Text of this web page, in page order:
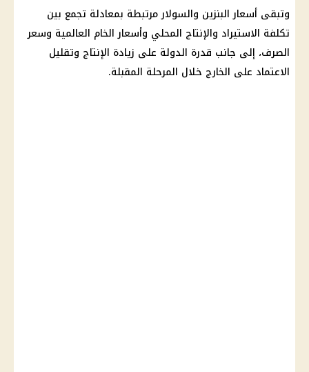
وتبقى أسعار البنزين والسولارمرتبطة بمعادلة تجمع بين
تكلفة الاستيراد والإنتاج المحلي وأسعار الخام العالمية وسعر
الصرف، إلى جانب قدرة الدولة على زيادة الإنتاج وتقليل
الاعتماد على الخارج خلال المرحلة المقبلة.